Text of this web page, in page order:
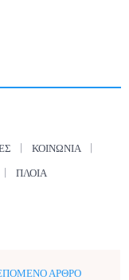
ΚΟΙΝΩΝΊΑ
ΠΛΟΊΑ
ΆΡΘΡΟ